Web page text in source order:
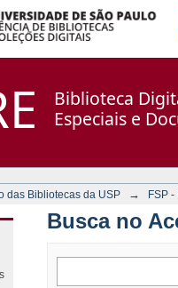
Biblioteca
Especiais e
das Bibliotecas da USP → FSP
Busca no